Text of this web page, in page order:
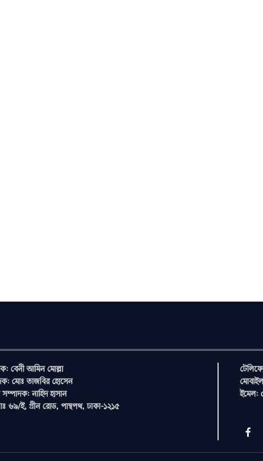
বেনী আমিন মোল্লা
মোঃ তাজবির হোসেন
সম্পাদক: নাহিদ হাসান
৬৯/ই, গ্রীন রোড, পান্থপথ, ঢাকা-১২১৫
ইমেল: